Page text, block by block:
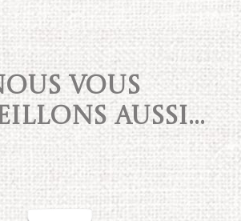
VOUS
AUSSI...